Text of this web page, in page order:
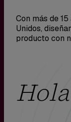
Con más de
Unidos,
producto con
Hola